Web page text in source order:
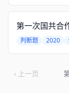
第一次国共合
判断题 2020
‹ 上一页